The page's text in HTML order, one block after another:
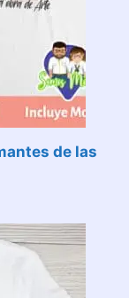
de las